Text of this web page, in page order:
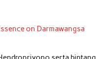
on Darmawangsa